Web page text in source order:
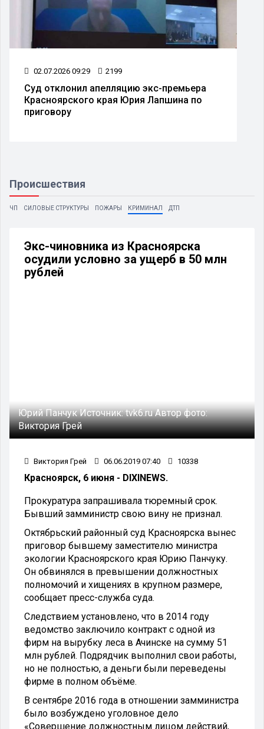
16.07.2026 10:28 1462
Бастрыкин взял на контроль дело об
истязании матери и детей в Красноярском
крае
Происшествия
ЧП СИЛОВЫЕ СТРУКТУРЫ ПОЖАРЫ КРИМИНАЛ ДТП
Экс-чиновника из Красноярска
осудили условно за ущерб в 50 млн
рублей
Юрий ПанчукИсточник:tvk6.ruАвтор фото:
Виктория Грей
Виктория Грей 06.06.2019 07:40 10338
Красноярск, 6 июня - DIXINEWS.
Прокуратура запрашивала тюремный срок.
Бывший замминистр свою вину не признал.
Октябрьский районный суд Красноярска вынес
приговор бывшему заместителю министра
экологии Красноярского края Юрию Панчуку.
Он обвинялся в превышении должностных
полномочий и хищениях в крупном размере,
сообщает пресс-служба суда.
Следствием установлено, что в 2014 году
ведомство заключило контракт с одной из
фирм на вырубку леса в Ачинске на сумму 51
млн рублей. Подрядчик выполнил свои работы,
но не полностью, а деньги были переведены
фирме в полном объёме.
В сентябре 2016 года в отношении замминистра
было возбуждено уголовное дело
«Совершение должностным лицом действий,